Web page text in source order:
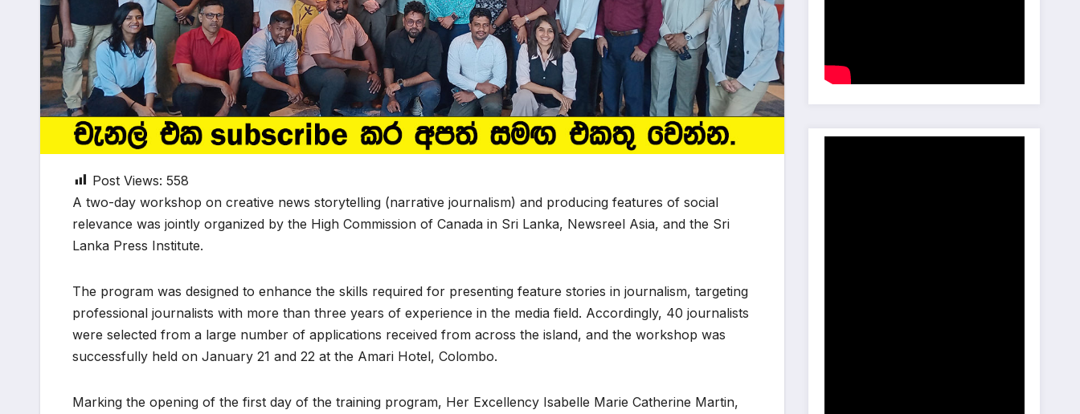
Post Views: 558
A two-day workshop on creative news storytelling (narrative journalism) and producing features of social
relevance was jointly organized by the High Commission of Canada in Sri Lanka, Newsreel Asia, and the Sri
Lanka Press Institute.
The program was designed to enhance the skills required for presenting feature stories in journalism, targeting
professional journalists with more than three years of experience in the media field. Accordingly, 40 journalists
were selected from a large number of applications received from across the island, and the workshop was
successfully held on January 21 and 22 at the Amari Hotel, Colombo.
Marking the opening of the first day of the training program, Her Excellency Isabelle Marie Catherine Martin,